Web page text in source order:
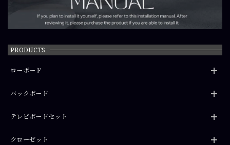
PRODUCTS
ローボード
バックボード
テレビボードセット
クローゼット